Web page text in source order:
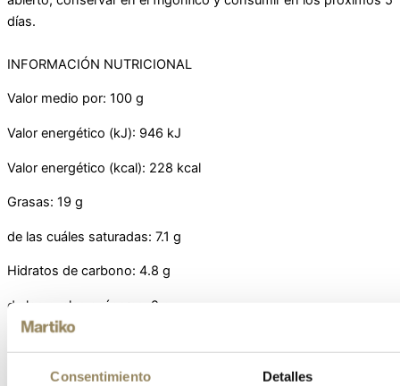
Consentimiento Detalles
días.
INFORMACIÓN NUTRICIONAL
Valor medio por: 100 g
Valor energético (kJ): 946 kJ
Valor energético (kcal): 228 kcal
Grasas: 19 g
de las cuáles saturadas: 7.1 g
Hidratos de carbono: 4.8 g
de los cuales azúcares: 2 g
Sal: 1.6 g